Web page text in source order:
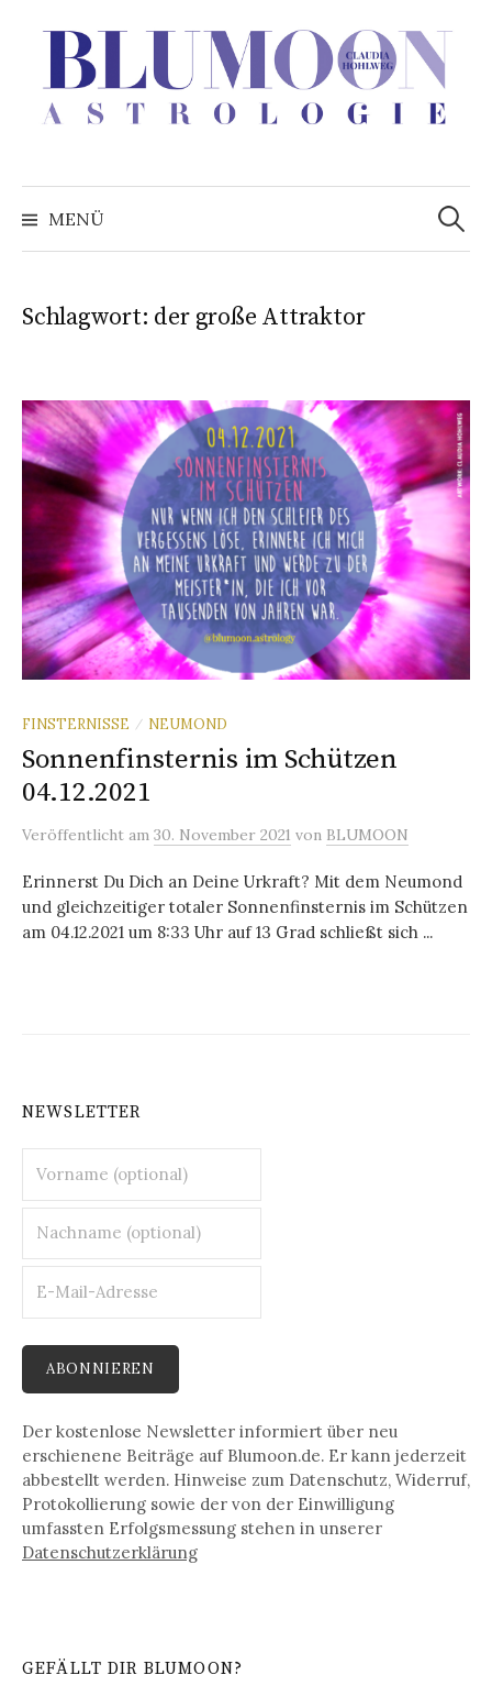
überspringen
MENÜ
Suchen
nach:
Schlagwort: der große Attraktor
FINSTERNISSE / NEUMOND
Sonnenfinsternis im Schützen
04.12.2021
Veröffentlicht am 30. November 2021 von BLUMOON
Erinnerst Du Dich an Deine Urkraft? Mit dem Neumond
und gleichzeitiger totaler Sonnenfinsternis im Schützen
am 04.12.2021 um 8:33 Uhr auf 13 Grad schließt sich ...
NEWSLETTER
Der kostenlose Newsletter informiert über neu
erschienene Beiträge auf Blumoon.de. Er kann jederzeit
abbestellt werden. Hinweise zum Datenschutz, Widerruf,
Protokollierung sowie der von der Einwilligung
umfassten Erfolgsmessung stehen in unserer
Datenschutz­erklärung
GEFÄLLT DIR BLUMOON?